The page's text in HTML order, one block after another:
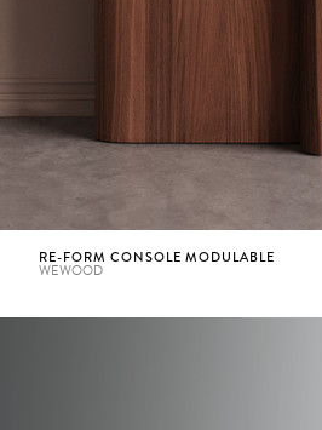
RE-FORM CONSOLE MODULABLE
WEWOOD